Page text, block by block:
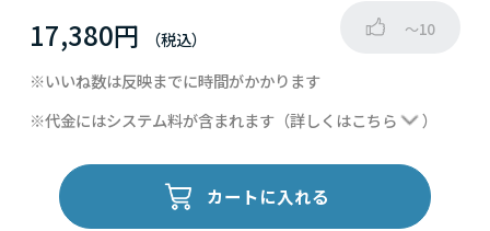
17,380円 ～10
※いいね数は反映までに時間がかかります
※代金にはシステム料が含まれます（詳しくはこちら ）
カートに入れる